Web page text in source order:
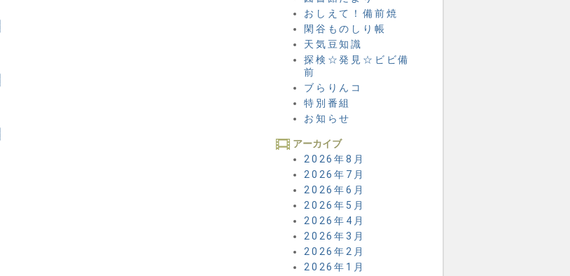
おしえて！備前焼
閑谷ものしり帳
天気豆知識
探検☆発見☆ビビ備
前
ブらりんコ
特別番組
お知らせ
アーカイブ
2026年8月
2026年7月
2026年6月
2026年5月
2026年4月
2026年3月
2026年2月
2026年1月